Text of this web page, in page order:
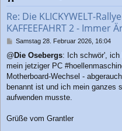
Re: Die KLICKYWELT-
KAFFEEFAHRT 2 - Immer
B
i
t
r
a
g
Samstag 28. Februar 2026, 16:04
@ Die Osebergs: Ich schwör',
mein jetziger PC
Motherboard-Wechsel -
benannt ist und ich mein ganzes
aufwenden musste.
Grüße vom Grantler